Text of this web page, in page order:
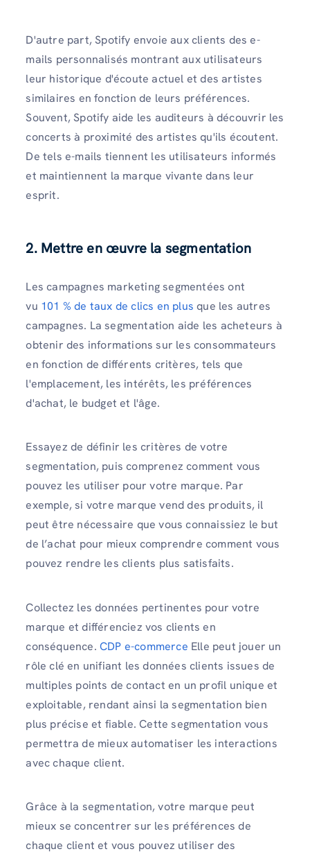
D'autre part, Spotify envoie aux clients des e-
mails personnalisés montrant aux utilisateurs
leur historique d'écoute actuel et des artistes
similaires en fonction de leurs préférences.
Souvent, Spotify aide les auditeurs à découvrir les
concerts à proximité des artistes qu'ils écoutent.
De tels e-mails tiennent les utilisateurs informés
et maintiennent la marque vivante dans leur
esprit.
2. Mettre en œuvre la segmentation
Les campagnes marketing segmentées ont
vu 101 % de taux de clics en plus que les autres
campagnes. La segmentation aide les acheteurs à
obtenir des informations sur les consommateurs
en fonction de différents critères, tels que
l'emplacement, les intérêts, les préférences
d'achat, le budget et l'âge.
Essayez de définir les critères de votre
segmentation, puis comprenez comment vous
pouvez les utiliser pour votre marque. Par
exemple, si votre marque vend des produits, il
peut être nécessaire que vous connaissiez le but
de l’achat pour mieux comprendre comment vous
pouvez rendre les clients plus satisfaits.
Collectez les données pertinentes pour votre
marque et différenciez vos clients en
conséquence. CDP e-commerce Elle peut jouer un
rôle clé en unifiant les données clients issues de
multiples points de contact en un profil unique et
exploitable, rendant ainsi la segmentation bien
plus précise et fiable. Cette segmentation vous
permettra de mieux automatiser les interactions
avec chaque client.
Grâce à la segmentation, votre marque peut
mieux se concentrer sur les préférences de
chaque client et vous pouvez utiliser des